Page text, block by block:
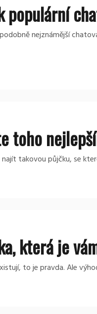
nejznámější
toho
najít takovou půjčku, se
která je
to je pravda. Ale